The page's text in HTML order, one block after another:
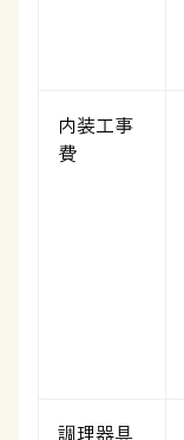
内装工事
費
調理器具